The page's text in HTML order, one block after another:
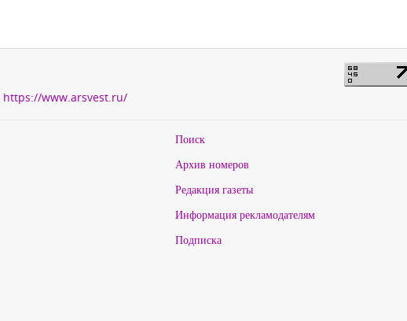
https://www.arsvest.ru/
Поиск
Архив номеров
Редакция газеты
Информация рекламодателям
Подписка